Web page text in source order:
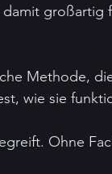
großartig
Methode,
wie sie
Ohne